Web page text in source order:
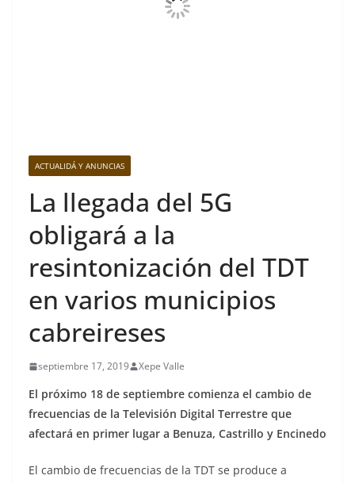
ACTUALIDÁ Y ANUNCIAS
La llegada del 5G
obligará a la
resintonización del TDT
en varios municipios
cabreireses
septiembre 17, 2019 Xepe Valle
El próximo 18 de septiembre comienza el cambio de
frecuencias de la Televisión Digital Terrestre que
afectará en primer lugar a Benuza, Castrillo y Encinedo
El cambio de frecuencias de la TDT se produce a